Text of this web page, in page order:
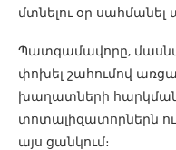
մտնելու օր սահմանել
Պատգամավորը,
փոխել շահումով
խաղատների
տոտալիզատորներն ու
այս ցանկում։